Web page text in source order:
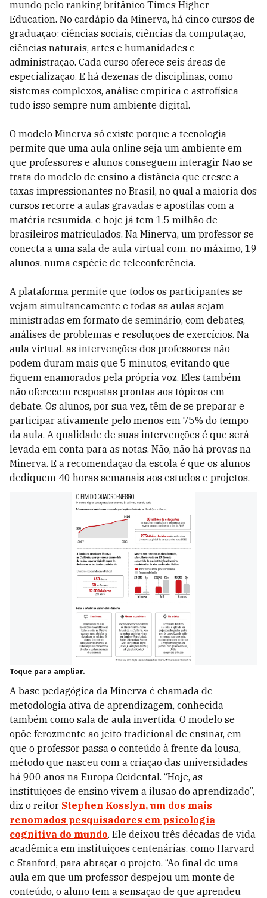
mundo pelo ranking britânico Times Higher
Education. No cardápio da Minerva, há cinco cursos de
graduação: ciências sociais, ciências da computação,
ciências naturais, artes e humanidades e
administração. Cada curso oferece seis áreas de
especialização. E há dezenas de disciplinas, como
sistemas complexos, análise empírica e astrofísica —
tudo isso sempre num ambiente digital.
O modelo Minerva só existe porque a tecnologia
permite que uma aula online seja um ambiente em
que professores e alunos conseguem interagir. Não se
trata do modelo de ensino a distância que cresce a
taxas impressionantes no Brasil, no qual a maioria dos
cursos recorre a aulas gravadas e apostilas com a
matéria resumida, e hoje já tem 1,5 milhão de
brasileiros matriculados. Na Minerva, um professor se
conecta a uma sala de aula virtual com, no máximo, 19
alunos, numa espécie de teleconferência.
A plataforma permite que todos os participantes se
vejam simultaneamente e todas as aulas sejam
ministradas em formato de seminário, com debates,
análises de problemas e resoluções de exercícios. Na
aula virtual, as intervenções dos professores não
podem duram mais que 5 minutos, evitando que
fiquem enamorados pela própria voz. Eles também
não oferecem respostas prontas aos tópicos em
debate. Os alunos, por sua vez, têm de se preparar e
participar ativamente pelo menos em 75% do tempo
da aula. A qualidade de suas intervenções é que será
levada em conta para as notas. Não, não há provas na
Minerva. E a recomendação da escola é que os alunos
dediquem 40 horas semanais aos estudos e projetos.
Toque para ampliar.
A base pedagógica da Minerva é chamada de
metodologia ativa de aprendizagem, conhecida
também como sala de aula invertida. O modelo se
opõe ferozmente ao jeito tradicional de ensinar, em
que o professor passa o conteúdo à frente da lousa,
método que nasceu com a criação das universidades
há 900 anos na Europa Ocidental. “Hoje, as
instituições de ensino vivem a ilusão do aprendizado”,
diz o reitor Stephen Kosslyn, um dos mais
renomados pesquisadores em psicologia
cognitiva do mundo. Ele deixou três décadas de vida
acadêmica em instituições centenárias, como Harvard
e Stanford, para abraçar o projeto. “Ao final de uma
aula em que um professor despejou um monte de
conteúdo, o aluno tem a sensação de que aprendeu